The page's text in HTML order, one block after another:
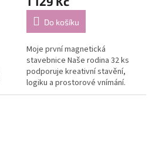
Do košíku
Moje první magnetická
stavebnice Naše rodina 32 ks
podporuje kreativní stavění,
logiku a prostorové vnímání.